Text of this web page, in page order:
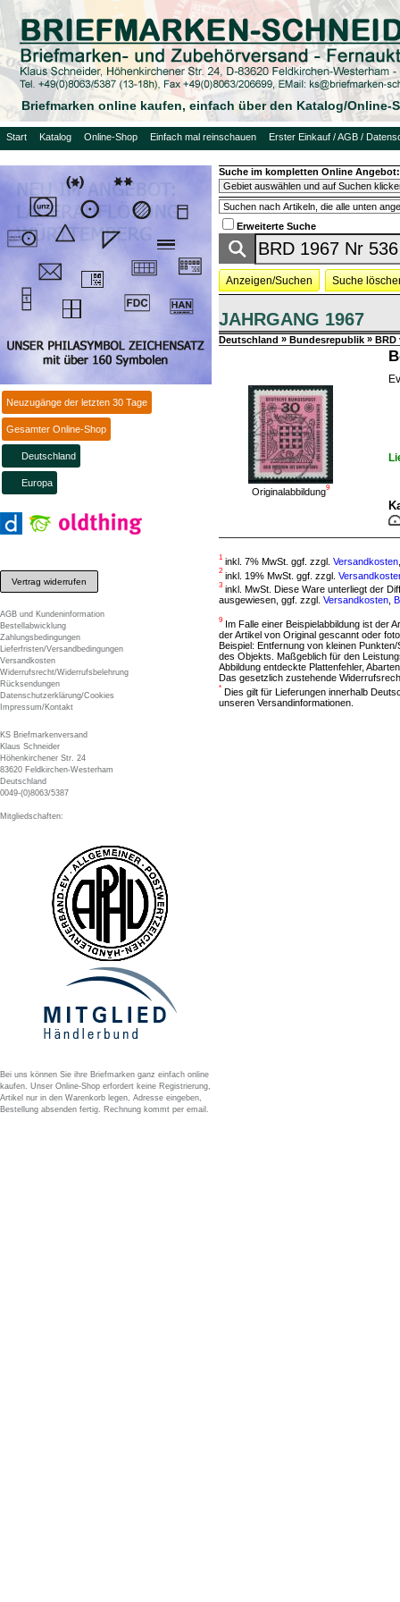
Briefmarken online kaufen, einfach über den Katalog/Online-
Start Katalog Online-Shop Einfach mal reinschauen Erster Einkauf / AGB /
Neuzugänge der letzten 30 Tage
Gesamter Online-Shop
Deutschland
Europa
Vertrag widerrufen
AGB und Kundeninformation
Bestellabwicklung
Zahlungsbedingungen
Lieferfristen/Versandbedingungen
Versandkosten
Widerrufsrecht/Widerrufsbelehrung
Rücksendungen
Datenschutzerklärung/Cookies
Impressum/Kontakt
KS Briefmarkenversand
Klaus Schneider
Höhenkirchener Str. 24
83620 Feldkirchen-Westerham
Deutschland
0049-(0)8063/5387
Mitgliedschaften:
Bei uns können Sie ihre Briefmarken ganz einfach online
kaufen. Unser Online-Shop erfordert keine Registrierung,
Artikel nur in den Warenkorb legen, Adresse eingeben,
Bestellung absenden fertig. Rechnung kommt per email.
Suche im kompletten Online Angebot:
Erweiterte Suche
Anzeigen/Suchen Suche
JAHRGANG 1967
Deutschland » Bundesrepublik » BRD
Originalabbildung9
1 inkl. 7% MwSt. ggf. zzgl. Versandkosten
2 inkl. 19% MwSt. ggf. zzgl.
3 inkl. MwSt. Diese Ware unterliegt der
ausgewiesen, ggf. zzgl. Versandkosten
9
Im Falle einer Beispielabbildung ist der
der Artikel von Original gescannt oder
Beispiel: Entfernung von kleinen
des Objekts. Maßgeblich für den
Abbildung entdeckte Plattenfehler,
Das gesetzlich zustehende
* Dies gilt für Lieferungen innerhalb
unseren Versandinformationen.